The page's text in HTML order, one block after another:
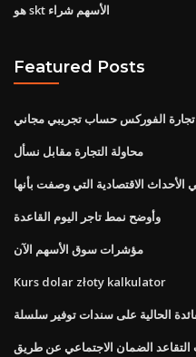
هو skt الأسهم شراء
Featured Posts
تجارة الفوركس حساب تجريبي مجاني
محاولة التجارة مقابل نسأل
الأحداث الاقتصادية التي وصفت بأنها
وأوضح نمط تاجر اليوم القاعدة
مؤشرات سوق الأسهم الآن
Kurs dolar złoty kalkulator
الضمان الاجتماعي عن طريق